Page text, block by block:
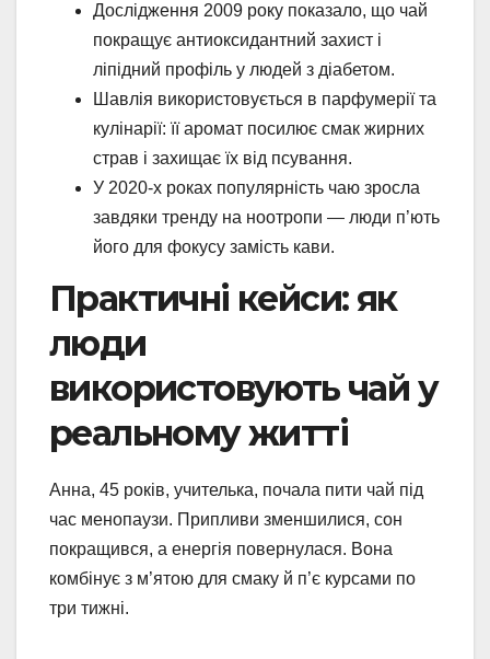
Дослідження 2009 року показало, що чай
покращує антиоксидантний захист і
ліпідний профіль у людей з діабетом.
Шавлія використовується в парфумерії та
кулінарії: її аромат посилює смак жирних
страв і захищає їх від псування.
У 2020-х роках популярність чаю зросла
завдяки тренду на ноотропи — люди п’ють
його для фокусу замість кави.
Практичні кейси: як
люди
використовують чай у
реальному житті
Анна, 45 років, учителька, почала пити чай під
час менопаузи. Припливи зменшилися, сон
покращився, а енергія повернулася. Вона
комбінує з м’ятою для смаку й п’є курсами по
три тижні.